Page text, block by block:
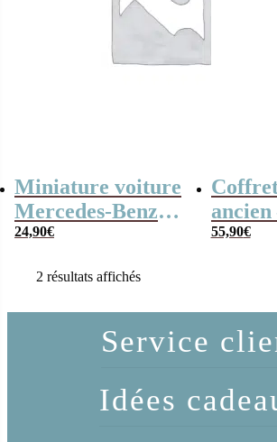
Miniature voiture
Mercedes-Benz
300 SL de 1954 en
24,90€
ancien
métal
55,90€
2 résultats affichés
Service
Idées